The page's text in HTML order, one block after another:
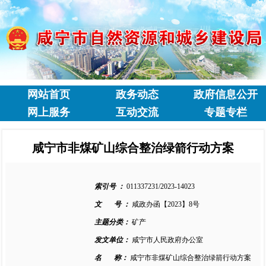
网站首页 政务动态
政府信息公开
网上服务
互动交流 专题专栏
咸宁市非煤矿山综合整治绿箭行动方案
索引号 ： 011337231/2023-14023
文 号 ： 咸政办函【2023】8号
主题分类： 矿产
发文单位： 咸宁市人民政府办公室
名 称： 咸宁市非煤矿山综合整治绿箭行动方案